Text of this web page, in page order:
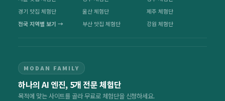
경기 맛집 체험단
전국 지역별 보기 →
울산 체험단
부산 맛집 체험단
제주 체험단
강원 체험단
MODAN FAMILY
하나의 AI 엔진, 5개 전문 체험단
목적에 맞는 사이트를 골라 무료로 체험단을 신청하세요.